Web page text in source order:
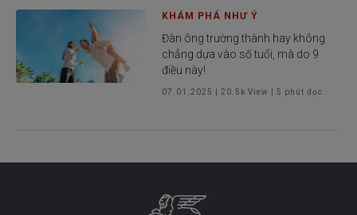
KHÁM PHÁ NHƯ Ý
Đàn ông trường thành hay không
chẳng dựa vào số tuổi, mà do 9
điều này!
07.01.2025 |20.5k View |5 phút đọc